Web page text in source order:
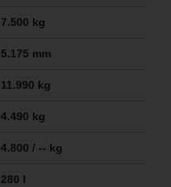
7.500 kg
5.175 mm
11.990 kg
4.490 kg
4.800 / -- kg
280 l